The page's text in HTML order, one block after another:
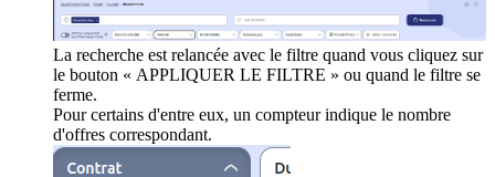
La recherche est relancée avec le filtre quand vous cliquez sur
le bouton « APPLIQUER LE FILTRE » ou quand le filtre se
ferme.
Pour certains d'entre eux, un compteur indique le nombre
d'offres correspondant.